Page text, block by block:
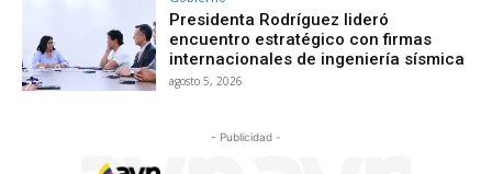
Presidenta Rodríguez lideró
encuentro estratégico con firmas
internacionales de ingeniería sísmica
agosto 5, 2026
- Publicidad -